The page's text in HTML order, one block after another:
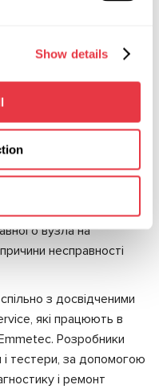
Show details
типів.
навантаженням.
асортимент
яку діагностику
- від експрес-
вузла на
несправності
з досвідченими
які працюють в
Розробники
тестери, за допомогою
і ремонт